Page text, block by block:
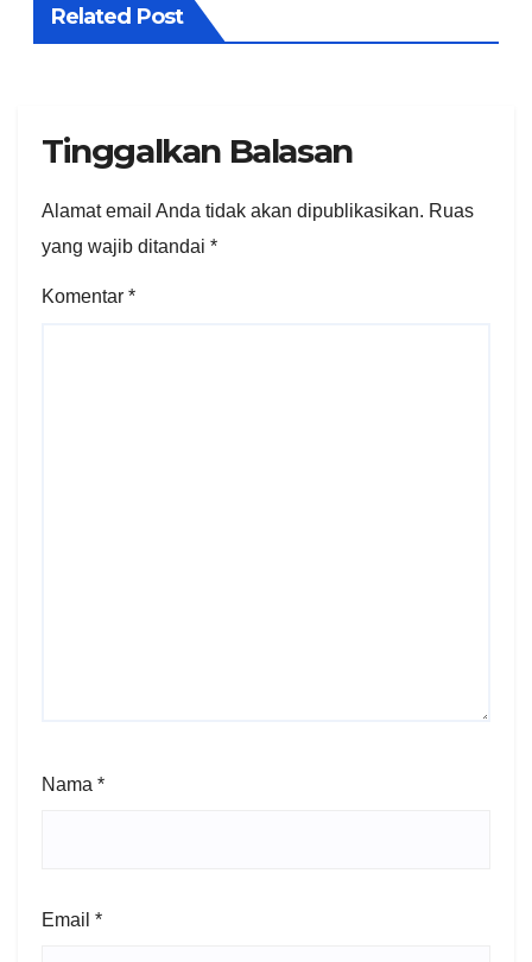
Related Post
Tinggalkan Balasan
Alamat email Anda tidak akan dipublikasikan. Ruas
yang wajib ditandai *
Komentar *
Nama *
Email *